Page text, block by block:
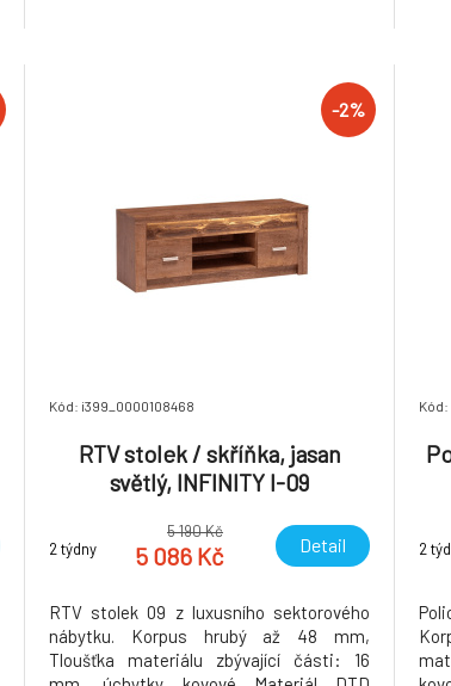
-2%
Kód: i399_0000108468
RTV stolek / skříňka, jasan
světlý, INFINITY I-09
2 týdny
5 190 Kč
5 086 Kč Detail
RTV stolek 09 z luxusního sektorového
nábytku. Korpus hrubý až 48 mm,
Tloušťka materiálu zbývající části: 16
2